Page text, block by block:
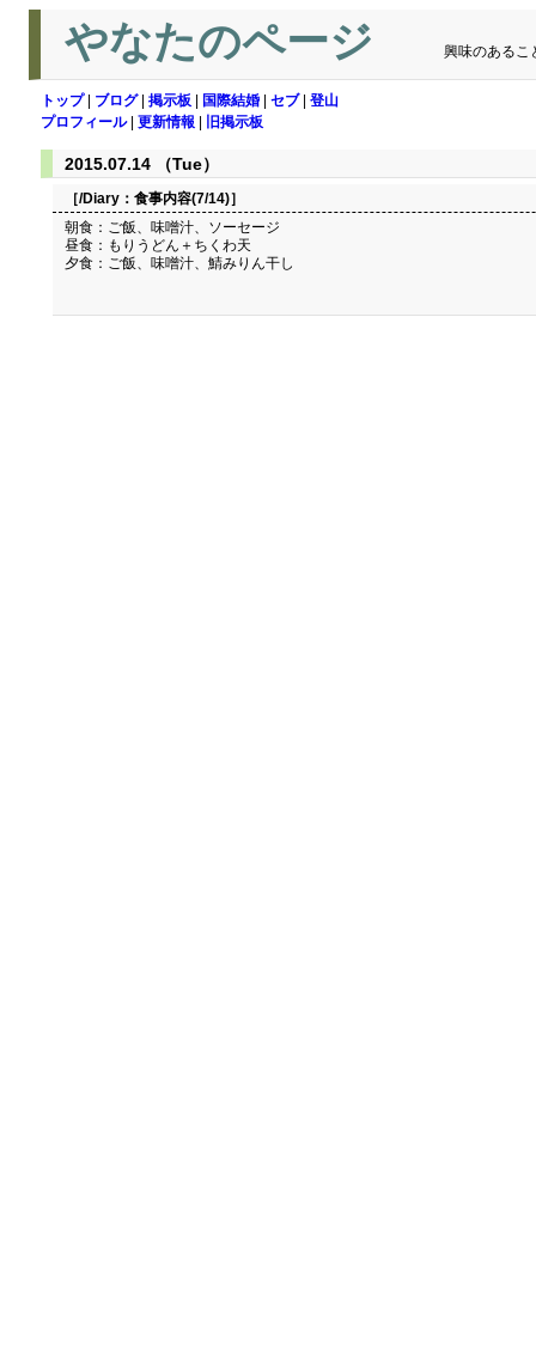
やなたのページ 興味のあるこ
トップ| ブログ| 掲示板 国際結婚 セブ| 登山
プロフィール| 更新情報 旧掲示板
2015.07.14 （Tue）
［/Diary： 食事内容(7/14)］
朝食：ご飯、味噌汁、ソーセージ
昼食：もりうどん＋ちくわ天
夕食：ご飯、味噌汁、鯖みりん干し